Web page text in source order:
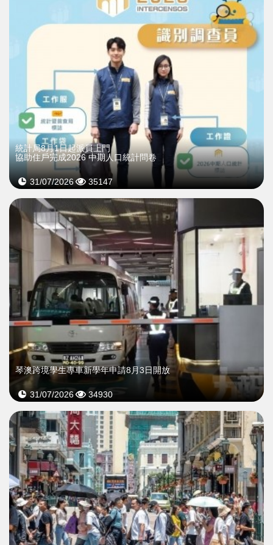
統計局8月1日起派員上門
協助住戶完成2026 中期人口統計問卷
31/07/2026 35147
琴澳跨境學生專車新學年申請8月3日開放
31/07/2026 34930